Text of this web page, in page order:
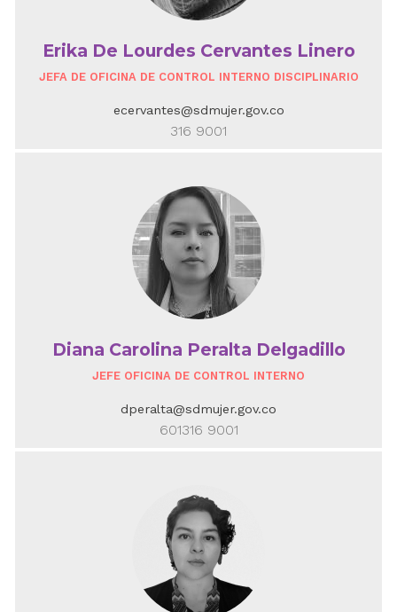
Diana Carolina Peralta Delgadillo
JEFE OFICINA DE CONTROL INTERNO
dperalta@sdmujer.gov.co
601316 9001
Erika De Lourdes Cervantes Linero
JEFA DE OFICINA DE CONTROL INTERNO DISCIPLINARIO
ecervantes@sdmujer.gov.co
316 9001